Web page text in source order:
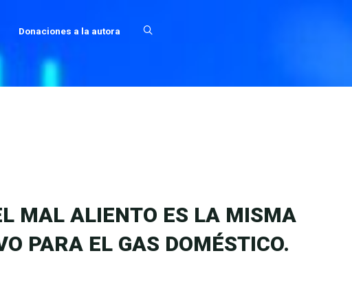
Donaciones a la autora
MAL ALIENTO ES LA MISMA
PARA EL GAS DOMÉSTICO.